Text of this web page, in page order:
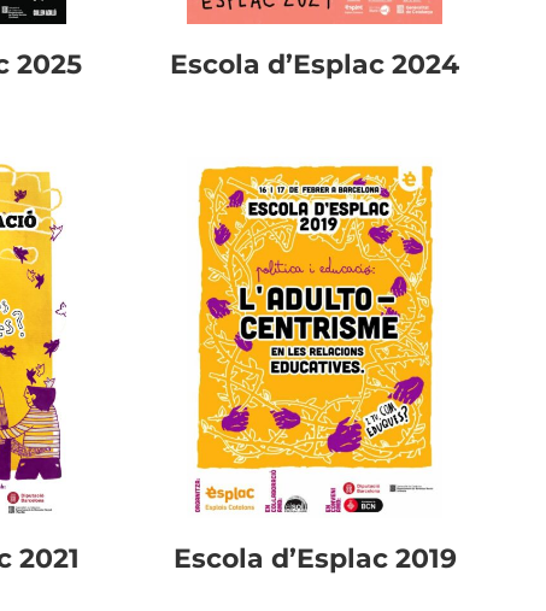
2025 Escola d’Esplac 2024
2021 Escola d’Esplac 2019